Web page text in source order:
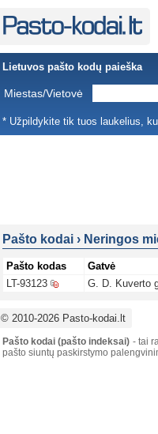
Lietuvos pašto kodų paieška
Miestas/Vietovė
* Užpildykite tik tuos laukelius,
Pašto kodai › Neringos
Pašto kodas Gatvė
LT-93123
G. D. Kuverto
© 2010-2026 Pasto-kodai.lt
Pašto kodai (pašto indeksai) - tai
pašto siuntų paskirstymo